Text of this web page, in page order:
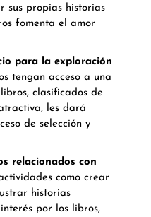
sus propias historias
fomenta el amor
para la exploración
tengan acceso a una
clasificados de
les dará
de selección y
relacionados con
como crear
historias
por los libros,